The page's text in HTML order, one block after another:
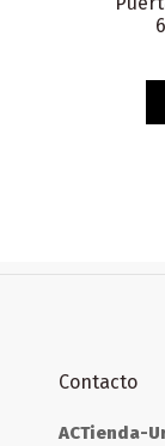
Contacto
ACTienda-